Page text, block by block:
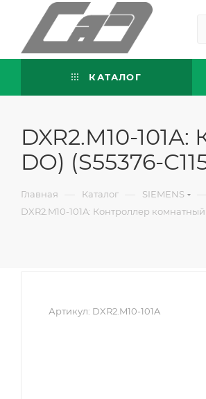
КАТАЛОГ
DXR2.M10-
DO) (S55376-
Главная — Каталог — SIEMENS
DXR2.M10-101A: Контроллер комнатный
Артикул: DXR2.M10-101A